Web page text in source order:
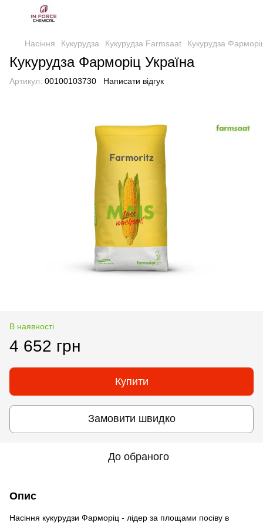
Насіння Кукурудза Кукурудза Farmsaat Кукурудза
Кукурудза Фарморіц Україна
Артикул: 00100103730 Написати відгук
В наявності
4 652 грн
Купити
Замовити швидко
До обраного
Опис
Насіння кукурудзи Фарморіц - лідер за площами посіву в